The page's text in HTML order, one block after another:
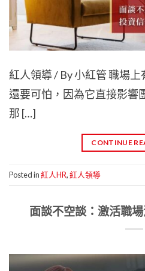
紅人領導 / By 小紅管 職場
還要可怕，因為它直接影
那 […]
CONTINUE
Posted in紅人HR,紅人領導
面談不空談：激活職